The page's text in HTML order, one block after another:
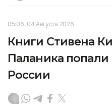
05:06, 04 Августа 2026
Книги Стивена
Паланика
России